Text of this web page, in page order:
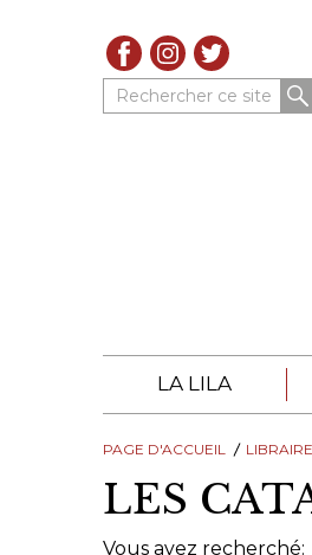
Rechercher ce site
LA LILA
À PROPOS DE LA
TROUVER UNE
PAGE D'ACCUEIL
LES
Vous avez recherché: